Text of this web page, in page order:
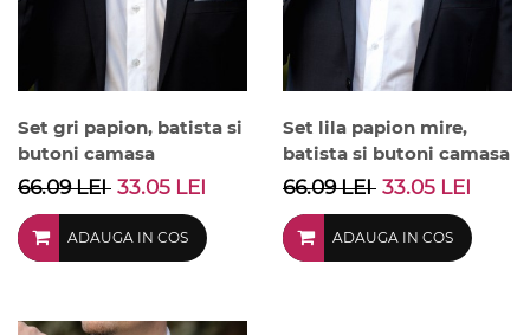
Set gri papion, batista si
butoni camasa
66.09 LEI 33.05 LEI
ADAUGA IN COS
Set lila papion mire,
batista si butoni camasa
66.09 LEI 33.05 LEI
ADAUGA IN COS